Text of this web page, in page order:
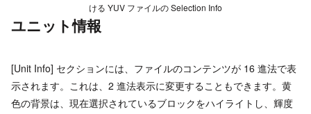
ける YUV ファイルの Selection Info
ユニット情報
[Unit Info] セクションには、ファイルのコンテンツが 16 進法で表
示されます。これは、2 進法表示に変更することもできます。黄
色の背景は、現在選択されているブロックをハイライトし、輝度